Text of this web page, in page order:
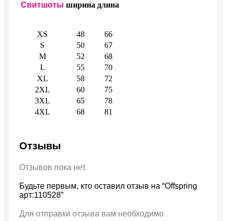
Свитшоты ширина длина
XS 48
66
S
50
67
M
52
68
L
55
70
XL
58
72
2XL
60
75
3XL
65
78
4XL
68 81
Отзывы
Отзывов пока нет.
Будьте первым, кто оставил отзыв на “Offspring
арт:110528”
Для отправки отзыва вам необходимо